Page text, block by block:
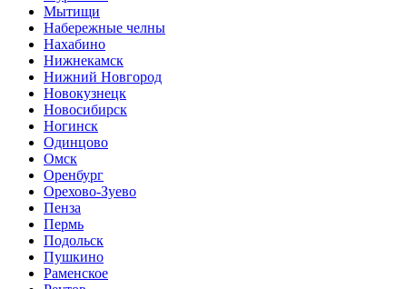
Мытищи
Набережные челны
Нахабино
Нижнекамск
Нижний Новгород
Новокузнецк
Новосибирск
Ногинск
Одинцово
Омск
Оренбург
Орехово-Зуево
Пенза
Пермь
Подольск
Пушкино
Раменское